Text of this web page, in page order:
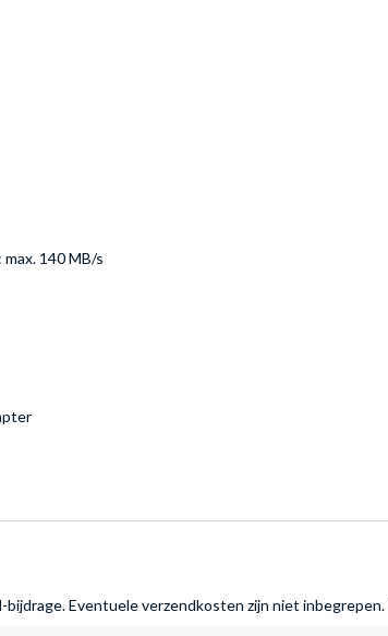
140 MB/s
Eventuele verzendkosten zijn niet inbegrepen.